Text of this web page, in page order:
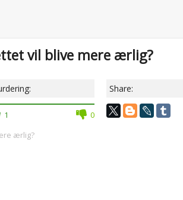
vil blive mere ærlig?
1 0
Share:
ærlig?